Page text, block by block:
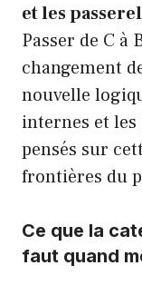
et les
Passer de C à
changement
nouvelle
internes et
pensés sur
frontières du
Ce que la
faut quand